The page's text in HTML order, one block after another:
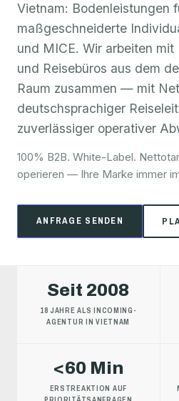
Vietnam: Bodenleistungen
maßgeschneiderte
und MICE. Wir arbeiten mit
und Reisebüros aus dem
Raum zusammen — mit
deutschsprachiger
zuverlässiger operativer
100% B2B. White-Label.
operieren — Ihre Marke immer
ANFRAGE SENDEN
Seit 2008
18 JAHRE ALS INCOMING-
AGENTUR IN VIETNAM
<60 Min
ERSTREAKTION AUF